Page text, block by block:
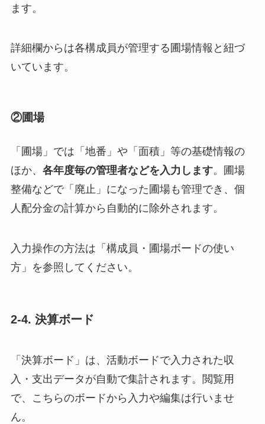
ます。
詳細欄からは各構成員が管理する圃場情報と紐づ
いています。
②圃場
「圃場」では「地番」や「面積」等の基礎情報の
ほか、 各年度毎の管理者などを入力します。圃場
整備などで「廃止」になった圃場も管理でき、個
人配分金の計算から自動的に除外されます。
入力操作の方法は「構成員・圃場ボードの使い
方」を参照してください。
2-4. 決算ボード
「決算ボード」は、活動ボードで入力された収
入・支出データが自動で集計されます。閲覧用
で、こちらのボードから入力や編集は行いませ
ん。